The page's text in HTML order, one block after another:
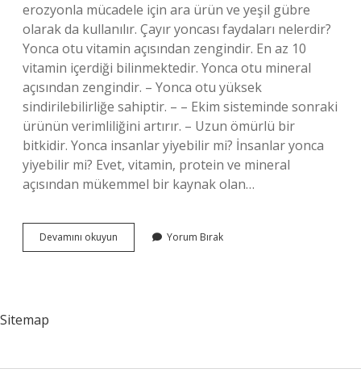
erozyonla mücadele için ara ürün ve yeşil gübre
olarak da kullanılır. Çayır yoncası faydaları nelerdir?
Yonca otu vitamin açısından zengindir. En az 10
vitamin içerdiği bilinmektedir. Yonca otu mineral
açısından zengindir. – Yonca otu yüksek
sindirilebilirliğe sahiptir. – – Ekim sisteminde sonraki
ürünün verimliliğini artırır. – Uzun ömürlü bir
bitkidir. Yonca insanlar yiyebilir mi? İnsanlar yonca
yiyebilir mi? Evet, vitamin, protein ve mineral
açısından mükemmel bir kaynak olan…
Devamını okuyun
Tohumu
Yorum Bırak
Sitemap